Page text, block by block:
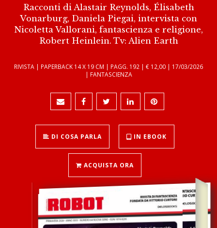
Racconti di Alastair Reynolds, Élisabeth
Vonarburg, Daniela Piegai, intervista con
Nicoletta Vallorani, fantascienza e religione,
Robert Heinlein. Tv: Alien Earth
RIVISTA | PAPERBACK 14 X 19 CM | PAGG. 192 | € 12,00 | 17/03/2026
| FANTASCIENZA
DI COSA PARLA IN EBOOK
ACQUISTA ORA